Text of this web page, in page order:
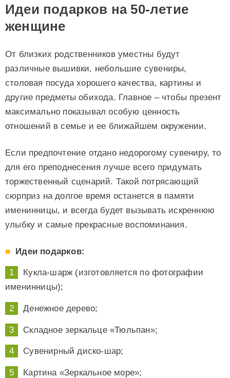
Идеи подарков на 50-летие
женщине
От близких родственников уместны будут
различные вышивки, небольшие сувениры,
столовая посуда хорошего качества, картины и
другие предметы обихода. Главное – чтобы презент
максимально показывал особую ценность
отношений в семье и ее ближайшем окружении.
Если предпочтение отдано недорогому сувениру, то
для его преподнесения лучше всего придумать
торжественный сценарий. Такой потрясающий
сюрприз на долгое время останется в памяти
именинницы, и всегда будет вызывать искреннюю
улыбку и самые прекрасные воспоминания.
Идеи подарков:
Кукла-шарж (изготовляется по фотографии
именинницы);
Денежное дерево;
Складное зеркальце «Тюльпан»;
Сувенирный диско-шар;
Картина «Зеркальное море»;